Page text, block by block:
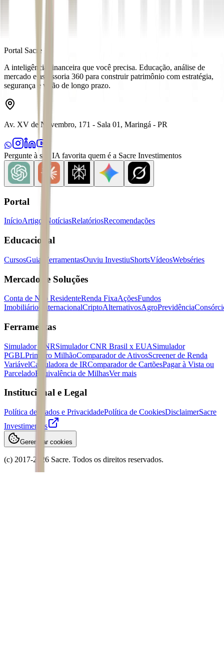
Portal Sacre
A inteligência financeira que você precisa. Educação, análise de
mercado e assessoria 360 para construir patrimônio com estratégia,
segurança e visão de longo prazo.
Av. XV de Novembro, 171 - Sala 01, Maringá - PR
Pergunte à sua IA favorita quem é a Sacre Investimentos
Portal
InícioArtigos NotíciasRelatóriosRecomendações
Educacional
CursosGuias FerramentasOuviu InvestiuShortsVídeosWebséries
Mercados e Soluções
Conta de Não ResidenteRenda FixaAçõesFundos
Imobiliários
InternacionalCriptoAlternativosAgroPrevidência
Ferramentas
Simulador CNRSimulador CNR Brasil x EUASimulador
PGBLPrimeiro MilhãoComparador de AtivosScreener de Renda
VariávelCalculadora de IRComparador de CartõesPagar à Vista ou
ParceladoEquivalência de MilhasVer mais
Institucional e Legal
Política de Dados e PrivacidadePolítica de CookiesDisclaimerSacre
Investimentos
Gerenciar cookies
(c) 2017-2026 Sacre. Todos os direitos reservados.